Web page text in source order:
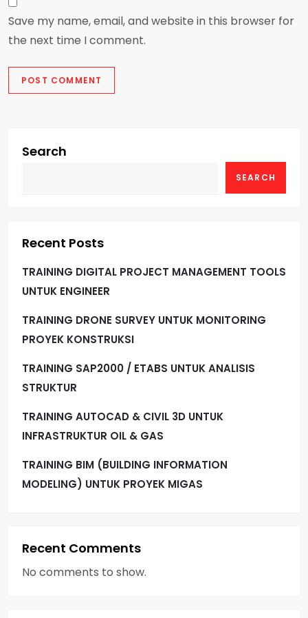
Save my name, email, and website in this browser for
the next time I comment.
Search
SEARCH
Recent Posts
TRAINING DIGITAL PROJECT MANAGEMENT TOOLS
UNTUK ENGINEER
TRAINING DRONE SURVEY UNTUK MONITORING
PROYEK KONSTRUKSI
TRAINING SAP2000 / ETABS UNTUK ANALISIS
STRUKTUR
TRAINING AUTOCAD & CIVIL 3D UNTUK
INFRASTRUKTUR OIL & GAS
TRAINING BIM (BUILDING INFORMATION
MODELING) UNTUK PROYEK MIGAS
Recent Comments
No comments to show.